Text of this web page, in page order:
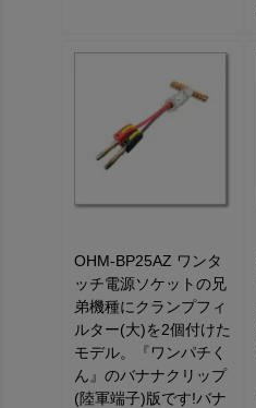
OHM-BP25AZ ワンタ
ッチ電源ソケットの兄
弟機種にクランプフィ
ルター(大)を2個付けた
モデル。『ワンパチく
ん』のバナナクリップ
(陸軍端子)版です!バナ